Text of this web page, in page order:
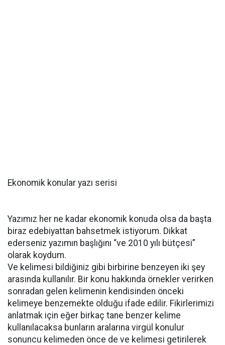
Ekonomik konular yazı serisi
Yazımız her ne kadar ekonomik konuda olsa da başta
biraz edebiyattan bahsetmek istiyorum. Dikkat
ederseniz yazımın başlığını “ve 2010 yılı bütçesi”
olarak koydum.
Ve kelimesi bildiğiniz gibi birbirine benzeyen iki şey
arasında kullanılır. Bir konu hakkında örnekler verirken
sonradan gelen kelimenin kendisinden önceki
kelimeye benzemekte olduğu ifade edilir. Fikirlerimizi
anlatmak için eğer birkaç tane benzer kelime
kullanılacaksa bunların aralarına virgül konulur
sonuncu kelimeden önce de ve kelimesi getirilerek